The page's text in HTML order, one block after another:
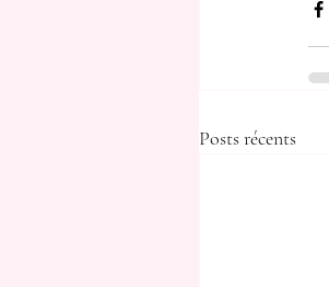
Posts récents